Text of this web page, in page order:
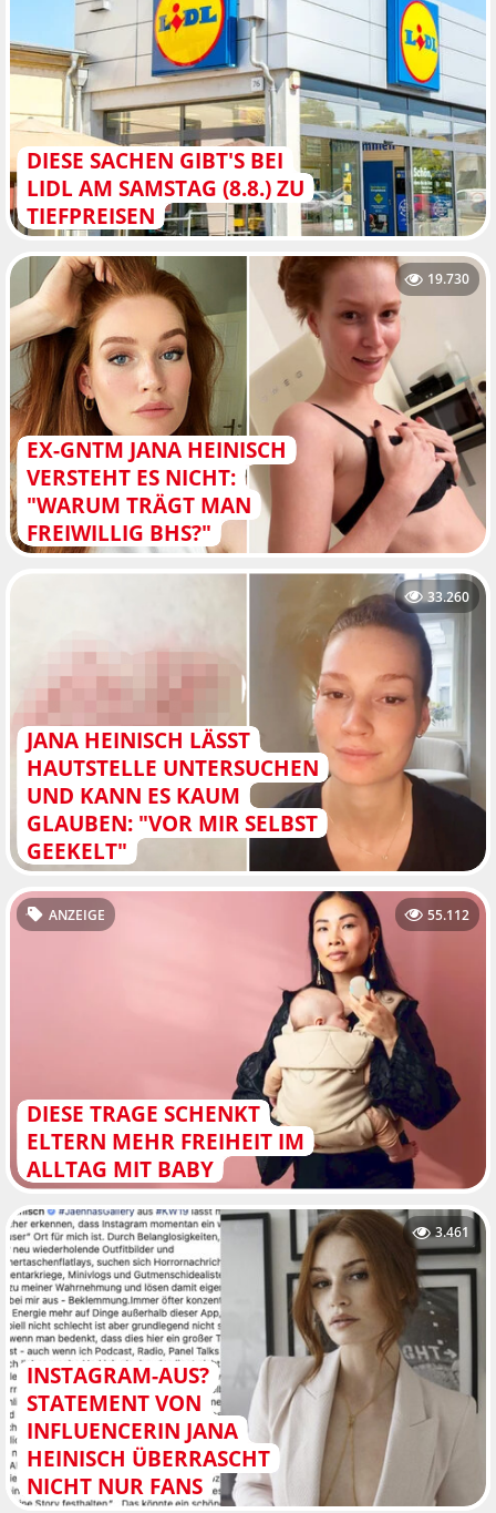
DIESE SACHEN GIBT'S BEI
LIDL AM SAMSTAG (8.8.) ZU
TIEFPREISEN
EX-GNTM JANA HEINISCH
VERSTEHT ES NICHT:
"WARUM TRÄGT MAN
FREIWILLIG BHS?"
19.730
JANA HEINISCH LÄSST
HAUTSTELLE UNTERSUCHEN
UND KANN ES KAUM
GLAUBEN: "VOR MIR SELBST
GEEKELT"
33.260
DIESE TRAGE SCHENKT
ELTERN MEHR FREIHEIT IM
ALLTAG MIT BABY
ANZEIGE 55.112
INSTAGRAM-AUS?
STATEMENT VON
INFLUENCERIN JANA
HEINISCH ÜBERRASCHT
NICHT NUR FANS
3.461